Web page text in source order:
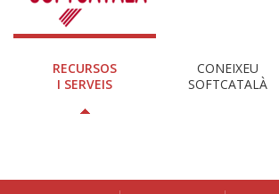
RECURSOS
I SERVEIS
CONEIXEU
SOFTCATALÀ